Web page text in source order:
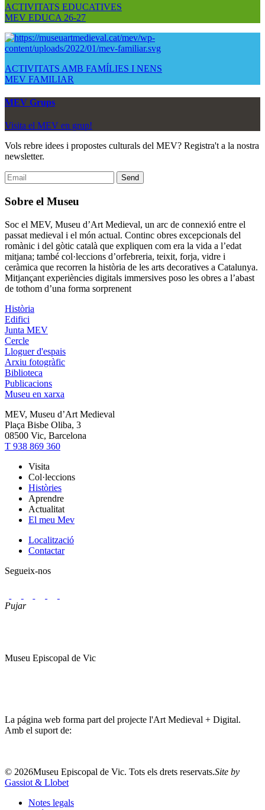
ACTIVITATS EDUCATIVES
MEV EDUCA 26-27
ACTIVITATS AMB FAMÍLIES I NENS
MEV FAMILIAR
MEV Grups
Visita el MEV en grup!
Vols rebre idees i propostes culturals del MEV? Registra't a la nostra
newsletter.
Sobre el Museu
Soc el MEV, Museu d’Art Medieval, un arc de connexió entre el
passat medieval i el món actual. Continc obres excepcionals del
romànic i del gòtic català que expliquen com era la vida a l’edat
mitjana; també col·leccions d’orfebreria, teixit, forja, vidre i
ceràmica que recorren la història de les arts decoratives a Catalunya.
Mitjançant experiències digitals immersives poso les obres a l’abast
de tothom d’una forma sorprenent
Història
Edifici
Junta MEV
Cercle
Lloguer d'espais
Arxiu fotogràfic
Biblioteca
Publicacions
Museu en xarxa
MEV, Museu d’Art Medieval
Plaça Bisbe Oliba, 3
08500 Vic, Barcelona
T 938 869 360
Visita
Col·leccions
Històries
Aprendre
Actualitat
El meu Mev
Localització
Contactar
Segueix-nos
Pujar
Museu Episcopal de Vic
La página web forma part del projecte l'Art Medieval + Digital.
Amb el suport de:
© 2026Museu Episcopal de Vic. Tots els drets reservats.Site by
Gassiot & Llobet
Notes legals